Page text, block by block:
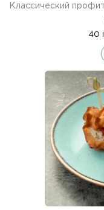
Классический
40